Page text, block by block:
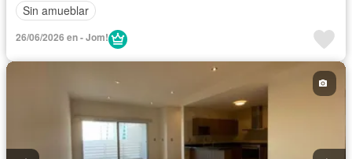
Sin amueblar
26/06/2026 en - Jom!